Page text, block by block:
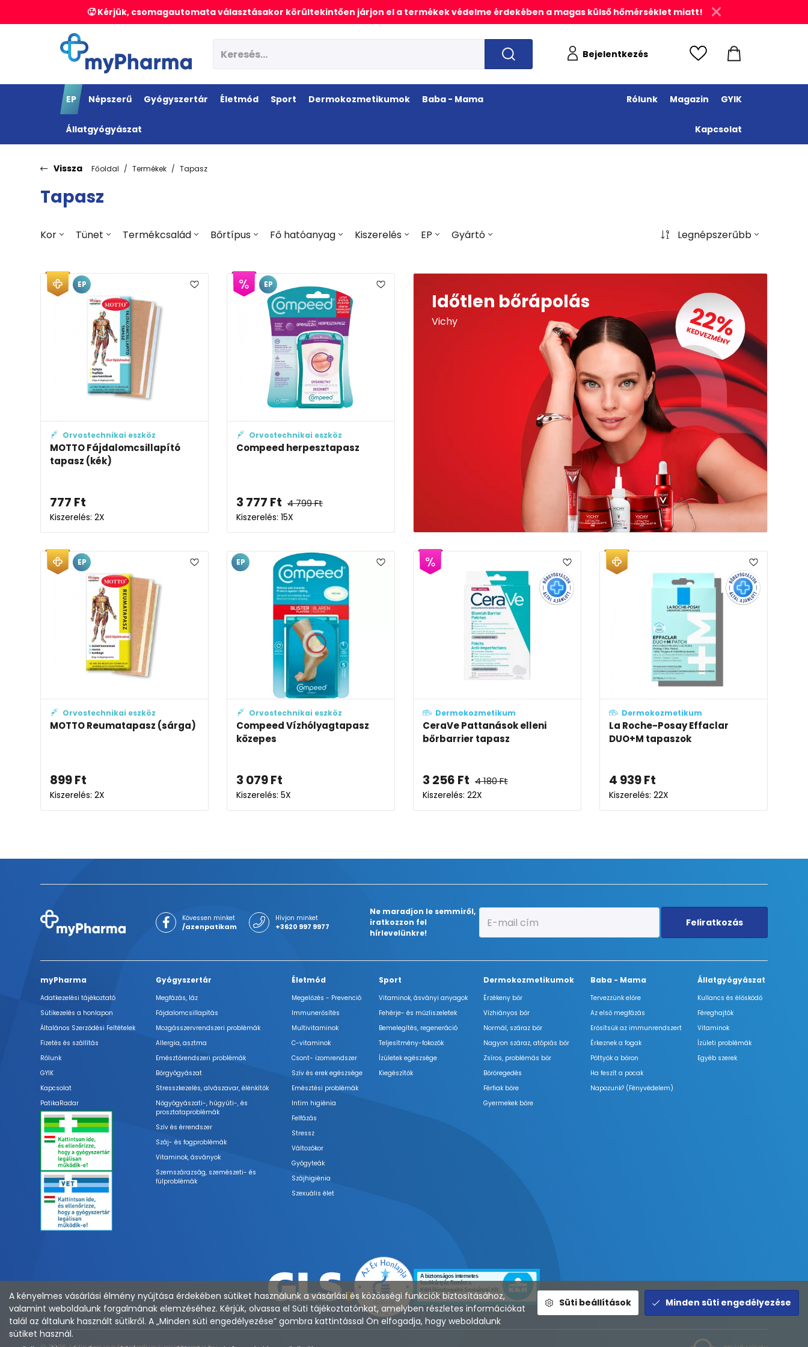
🥵 Kérjük, csomagautomata választásakor körültekintően járjon el a termékek védelme érdekében a magas külső hőmérséklet miatt!
Bejelentkezés
EP Népszerű Gyógyszertár Életmód Sport Dermokozmetikumok Baba - Mama
Állatgyógyászat
Rólunk Magazin GYIK
Kapcsolat
Vissza Főoldal Termékek Tapasz
Tapasz
Kor Tünet Termékcsalád Bőrtípus Fő hatóanyag Kiszerelés EP Gyártó Legnépszerűbb
Orvostechnikai eszköz
MOTTO Fájdalomcsillapító
tapasz (kék)
777 Ft
Kiszerelés: 2X
EP
Orvostechnikai eszköz
Compeed herpesztapasz
3 777 Ft 4 799Ft
Kiszerelés: 15X
EP
Időtlen bőrápolás
Vichy
Orvostechnikai eszköz
MOTTO Reumatapasz (sárga)
899Ft
Kiszerelés: 2X
EP
Orvostechnikai eszköz
Compeed Vízhólyagtapasz
közepes
3 079Ft
Kiszerelés: 5X
EP
Dermokozmetikum
CeraVe Pattanások elleni
bőrbarrier tapasz
3 256 Ft 4 180Ft
Kiszerelés: 22X
Dermokozmetikum
La Roche-Posay Effaclar
DUO+M tapaszok
4 939Ft
Kiszerelés: 22X
Kövessen minket
/azenpatikam
Hívjon minket
+3620 997 9977
Ne maradjon le semmiről,
iratkozzon fel
hírlevelünkre!
Feliratkozás
myPharma
Adatkezelési tájékoztató
Sütikezelés a honlapon
Általános Szerződési Feltételek
Fizetés és szállítás
Rólunk
GYIK
Kapcsolat
PatikaRadar
Gyógyszertár
Megfázás, láz
Fájdalomcsillapítás
Mozgásszervrendszeri problémák
Allergia, asztma
Emésztőrendszeri problémák
Bőrgyógyászat
Stresszkezelés, alvászavar, élénkítők
Nőgyógyászati-, húgyúti-, és
prosztataproblémák
Szív és érrendszer
Száj- és fogproblémák
Vitaminok, ásványok
Szemszárazság, szemészeti- és
fülproblémák
Életmód
Megelőzés - Prevenció
Immunerősítés
Multivitaminok
C-vitaminok
Csont- izomrendszer
Szív és erek egészsége
Emésztési problémák
Intim higiénia
Felfázás
Stressz
Változókor
Gyógyteák
Szájhigiénia
Szexuális élet
Sport
Vitaminok, ásványi anyagok
Fehérje- és műzliszeletek
Bemelegítés, regeneráció
Teljesítmény-fokozók
Ízületek egészsége
Kiegészítők
Dermokozmetikumok
Érzékeny bőr
Vízhiányos bőr
Normál, száraz bőr
Nagyon száraz, atópiás bőr
Zsíros, problémás bőr
Bőröregedés
Férfiak bőre
Gyermekek bőre
Baba - Mama
Tervezzünk előre
Az első megfázás
Erősítsük az immunrendszert
Érkeznek a fogak
Pöttyök a bőron
Ha feszít a pocak
Napozunk? (Fényvédelem)
Állatgyógyászat
Kullancs és élősködő
Féreghajtók
Vitaminok
Ízületi problémák
Egyéb szerek
Süti beállítások Minden süti engedélyezése
A kényelmes vásárlási élmény nyújtása érdekében sütiket használunk a vásárlási és közösségi funkciók biztosításához,
valamint weboldalunk forgalmának elemzéséhez. Kérjük, olvassa el Süti tájékoztatónkat, amelyben részletes információkat
talál az általunk használt sütikről. A „Minden süti engedélyezése” gombra kattintással Ön elfogadja, hogy weboldalunk
sütiket használ.